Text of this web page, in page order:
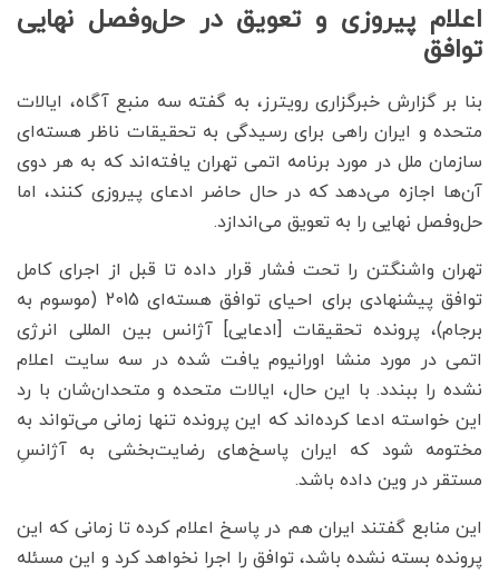
اعلام پیروزی و تعویق در حل‌وفصل نهایی
توافق
بنا بر گزارش خبرگزاری رویترز، به گفته سه منبع آگاه، ایالات
متحده و ایران راهی برای رسیدگی به تحقیقات ناظر هسته‌ای
سازمان ملل در مورد برنامه اتمی تهران یافته‌اند که به هر دوی
آن‌ها اجازه می‌دهد که در حال حاضر ادعای پیروزی کنند، اما
حل‌وفصل نهایی را به تعویق می‌اندازد.
تهران واشنگتن را تحت فشار قرار داده تا قبل از اجرای کامل
توافق پیشنهادی برای احیای توافق هسته‌ای 2015 (موسوم به
برجام)، پرونده تحقیقات [ادعایی] آژانس بین المللی انرژی
اتمی در مورد منشا اورانیوم یافت شده در سه سایت اعلام
نشده را ببندد. با این حال، ایالات متحده و متحدان‌شان با رد
این خواسته ادعا کرده‌اند که این پرونده تنها زمانی می‌تواند به
مختومه شود که ایران پاسخ‌های رضایت‌بخشی به آژانسِ
مستقر در وین داده باشد.
این منابع گفتند ایران هم در پاسخ اعلام کرده تا زمانی که این
پرونده بسته نشده باشد، توافق را اجرا نخواهد کرد و این مسئله